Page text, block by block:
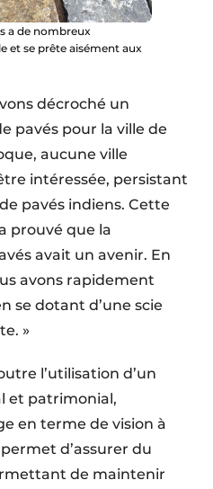
a de nombreux
et se prête aisément aux
décroché un
pavés pour la ville de
aucune ville
intéressée, persistant
pavés indiens. Cette
prouvé que la
avait un avenir. En
avons rapidement
se dotant d’une scie
»
l’utilisation d’un
et patrimonial,
en terme de vision à
d’assurer du
de maintenir